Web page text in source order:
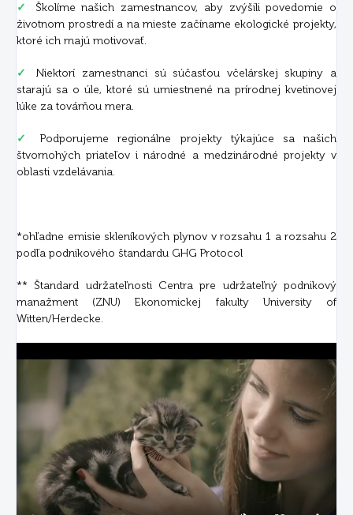
✓
Školíme našich zamestnancov, aby zvýšili povedomie o
životnom prostredí a na mieste začíname ekologické projekty,
ktoré ich majú motivovať.
✓
Niektorí zamestnanci sú súčasťou včelárskej skupiny a
starajú sa o úle, ktoré sú umiestnené na prírodnej kvetinovej
lúke za továrňou mera.
✓
Podporujeme regionálne projekty týkajúce sa našich
štvornohých priateľov i národné a medzinárodné projekty v
oblasti vzdelávania.
*ohľadne emisie skleníkových plynov v rozsahu 1 a rozsahu 2
podľa podnikového štandardu GHG Protocol
** Štandard udržateľnosti Centra pre udržateľný podnikový
manažment (ZNU) Ekonomickej fakulty University of
Witten/Herdecke.